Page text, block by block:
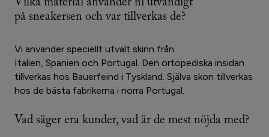
på sneakersen och var tillverkas de?
Vi använder speciellt utvalt skinn från
Italien, Spanien och Portugal. Den ortopediska insidan
tillverkas hos Bauerfeind i Tyskland. Själva skon tillverkas
hos de bästa fabrikerna i norra Portugal.
Vad säger era kunder, vad är de mest nöjda med?